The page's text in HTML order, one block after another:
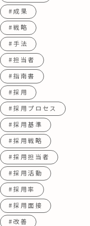
#成果
#戦略
#手法
#担当者
#指南書
#採用
#採用プロセス
#採用基準
#採用戦略
#採用担当者
#採用活動
#採用率
#採用面接
#改善